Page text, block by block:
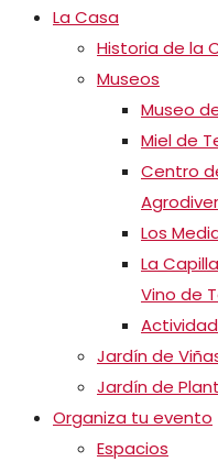
La Casa
Historia de la
Museos
Museo
Miel de
Centro
Los
La
Vino de
Jardín de
Jardín de
Organiza tu evento
Espacios